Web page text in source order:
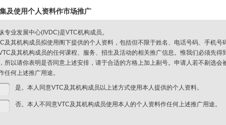
及使用个人资料作市场推广
专业发展中心(IVDC)是VTC机构成员。
及其机构成员拟使用阁下提供的个人资料，包括但不限于姓名、电话号码、手机
及其机构成员的任何课程、服务、招生及活动的相关推广信息。惟我们必须先
所以请你表明是否同意上述安排，请于合适的方格上加上剔号。申请人若不剔选
任何上述推广用途。
是。本人同意VTC及其机构成员以上述方式使用本人提供的个人资料。
否。本人不同意VTC及其机构成员使用本人的个人资料作任何上述推广用途。